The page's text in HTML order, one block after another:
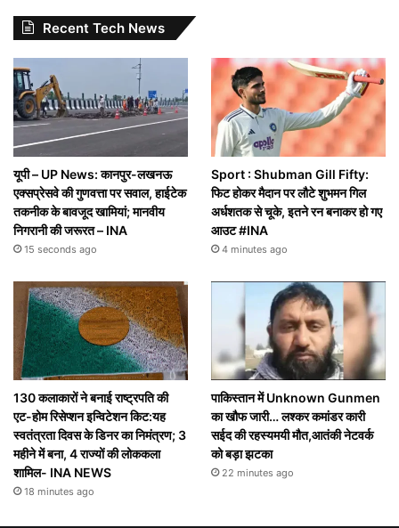
Recent Tech News
यूपी – UP News: कानपुर-लखनऊ
एक्सप्रेसवे की गुणवत्ता पर सवाल, हाईटेक
तकनीक के बावजूद खामियां; मानवीय
निगरानी की जरूरत – INA
15 seconds ago
Sport : Shubman Gill Fifty:
फिट होकर मैदान पर लौटे शुभमन गिल
अर्धशतक से चूके, इतने रन बनाकर हो गए
आउट #INA
4 minutes ago
130 कलाकारों ने बनाई राष्ट्रपति की
एट-होम रिसेप्शन इन्विटेशन किट:यह
स्वतंत्रता दिवस के डिनर का निमंत्रण; 3
महीने में बना, 4 राज्यों की लोककला
शामिल- INA NEWS
18 minutes ago
पाकिस्तान में Unknown Gunmen
का खौफ जारी… लश्कर कमांडर कारी
सईद की रहस्यमयी मौत,आतंकी नेटवर्क
को बड़ा झटका
22 minutes ago